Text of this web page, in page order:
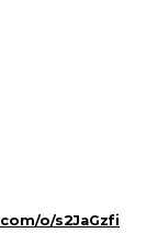
o/s2JaGzfi